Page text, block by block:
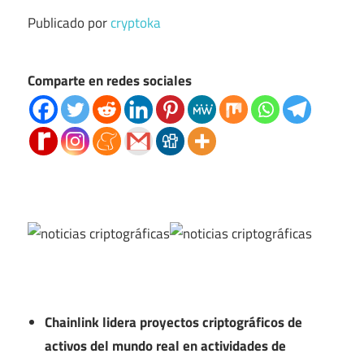
Publicado porcryptoka
Comparte en redes sociales
Chainlink lidera proyectos criptográficos de
activos del mundo real en actividades de